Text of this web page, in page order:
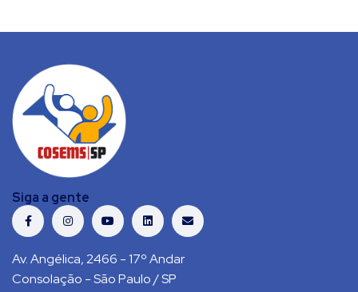
Siga a gente
Av. Angélica, 2466 - 17º Andar
Consolação - São Paulo / SP